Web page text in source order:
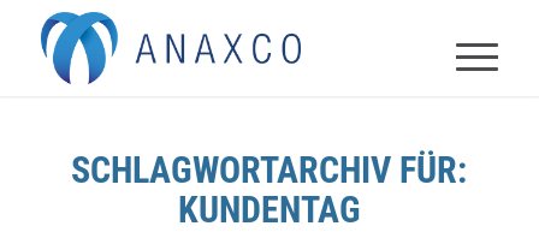
SCHLAGWORTARCHIV FÜR:
KUNDENTAG